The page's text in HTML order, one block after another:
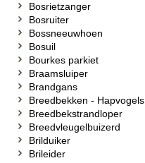
Bosrietzanger
Bosruiter
Bossneeuwhoen
Bosuil
Bourkes parkiet
Braamsluiper
Brandgans
Breedbekken - Hapvogels
Breedbekstrandloper
Breedvleugelbuizerd
Brilduiker
Brileider